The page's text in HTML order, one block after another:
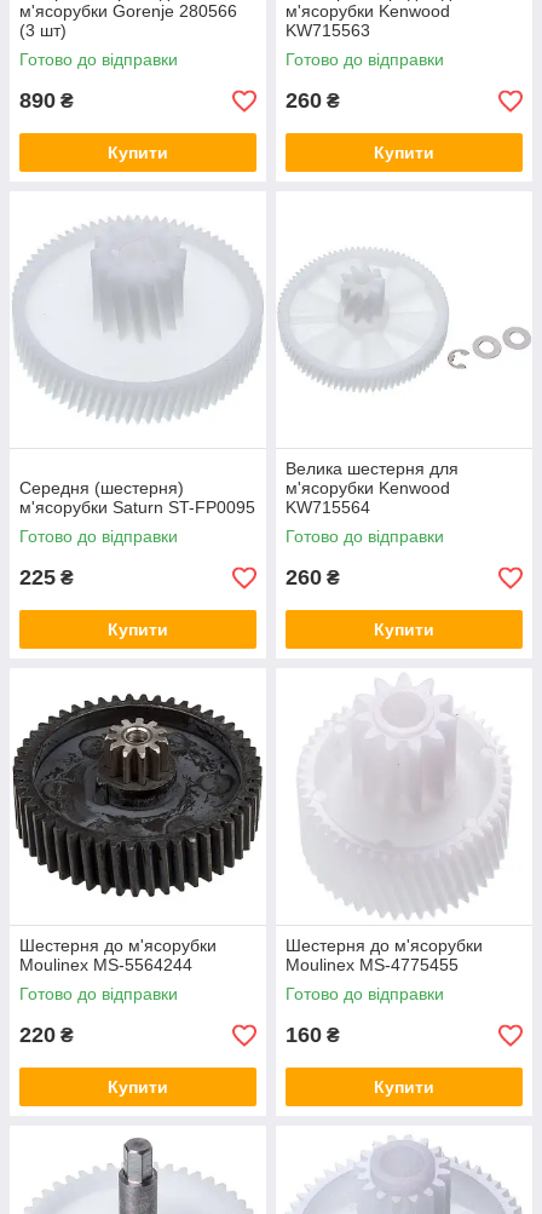
м'ясорубки Gorenje 280566
(3 шт)
Готово до відправки
890 ₴
Купити
м'ясорубки Kenwood
KW715563
Готово до відправки
260 ₴
Купити
Середня (шестерня)
м'ясорубки Saturn ST-FP0095
Готово до відправки
225 ₴
Купити
Велика шестерня для
м'ясорубки Kenwood
KW715564
Готово до відправки
260 ₴
Купити
Шестерня до м'ясорубки
Moulinex MS-5564244
Готово до відправки
220 ₴
Купити
Шестерня до м'ясорубки
Moulinex MS-4775455
Готово до відправки
160 ₴
Купити